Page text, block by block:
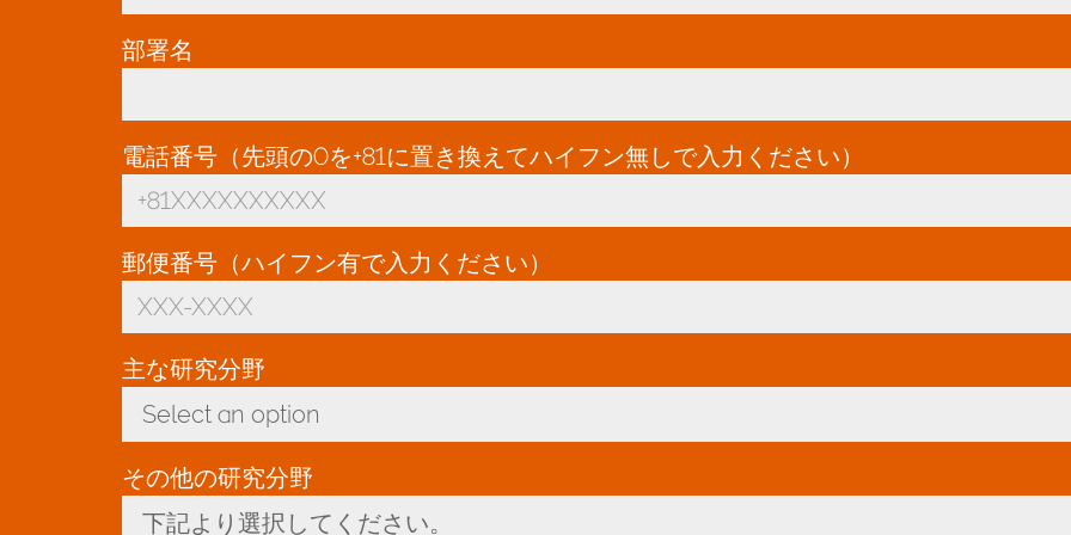
部署名
電話番号（先頭の0を+81に置き換えてハイフン無しで入力ください）
郵便番号（ハイフン有で入力ください）
主な研究分野
Select an option
Toggle Dropdown
その他の研究分野
下記より選択してください。